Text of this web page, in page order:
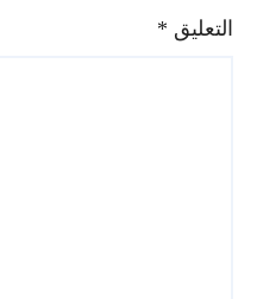
التعليق*